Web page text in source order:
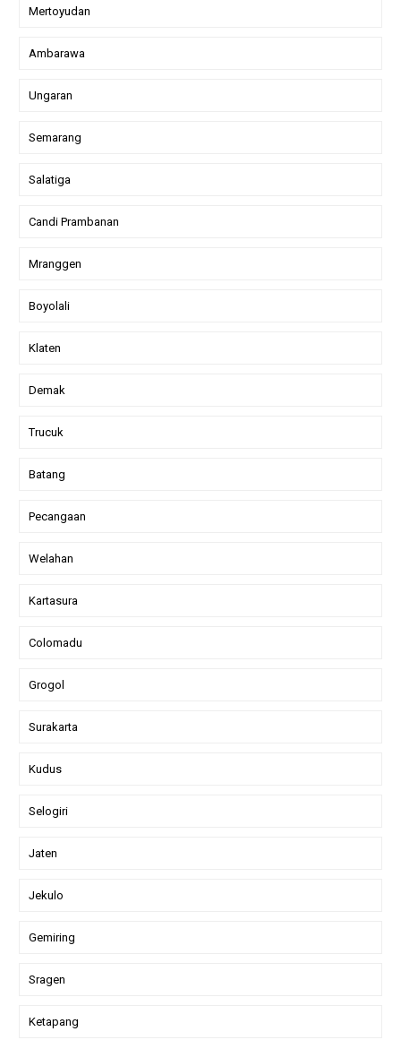
Mertoyudan
Ambarawa
Ungaran
Semarang
Salatiga
Candi Prambanan
Mranggen
Boyolali
Klaten
Demak
Trucuk
Batang
Pecangaan
Welahan
Kartasura
Colomadu
Grogol
Surakarta
Kudus
Selogiri
Jaten
Jekulo
Gemiring
Sragen
Ketapang